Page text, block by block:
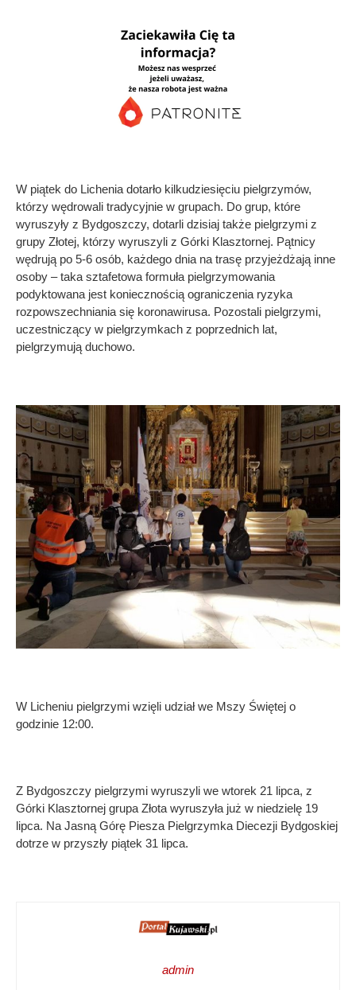
W piątek do Lichenia dotarło kilkudziesięciu pielgrzymów,
którzy wędrowali tradycyjnie w grupach. Do grup, które
wyruszyły z Bydgoszczy, dotarli dzisiaj także pielgrzymi z
grupy Złotej, którzy wyruszyli z Górki Klasztornej. Pątnicy
wędrują po 5-6 osób, każdego dnia na trasę przyjeżdżają inne
osoby – taka sztafetowa formuła pielgrzymowania
podyktowana jest koniecznością ograniczenia ryzyka
rozpowszechniania się koronawirusa. Pozostali pielgrzymi,
uczestniczący w pielgrzymkach z poprzednich lat,
pielgrzymują duchowo.
W Licheniu pielgrzymi wzięli udział we Mszy Świętej o
godzinie 12:00.
Z Bydgoszczy pielgrzymi wyruszyli we wtorek 21 lipca, z
Górki Klasztornej grupa Złota wyruszyła już w niedzielę 19
lipca. Na Jasną Górę Piesza Pielgrzymka Diecezji Bydgoskiej
dotrze w przyszły piątek 31 lipca.
admin